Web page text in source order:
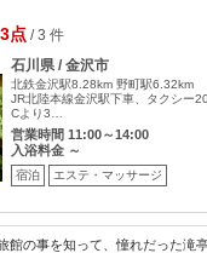
点/ 3 件
石川県 / 金沢市
北鉄金沢駅8.28km 野町駅6.32km
JR北陸本線金沢駅下車、タクシー
Cより3…
営業時間 11:00～14:00
入浴料金 ～
宿泊 エステ・マッサージ
館の事を知って、憧れだった滝